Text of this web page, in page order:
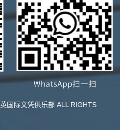
国际文凭俱乐部 ALL RIGHTS